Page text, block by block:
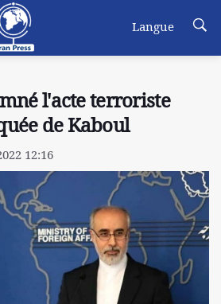
Langue
l'acte terroriste
de Kaboul
12:16